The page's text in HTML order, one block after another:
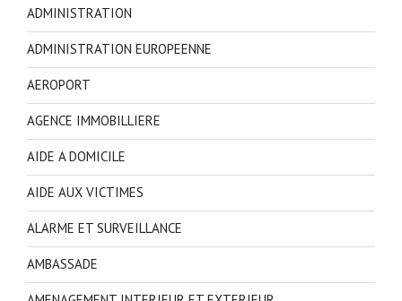
ADMINISTRATION
ADMINISTRATION EUROPEENNE
AEROPORT
AGENCE IMMOBILLIERE
AIDE A DOMICILE
AIDE AUX VICTIMES
ALARME ET SURVEILLANCE
AMBASSADE